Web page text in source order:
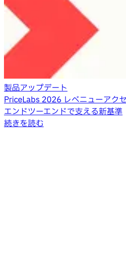
製品アップデート
PriceLabs 2026 レベニューアク
エンドツーエンドで支える新基準
続きを読む